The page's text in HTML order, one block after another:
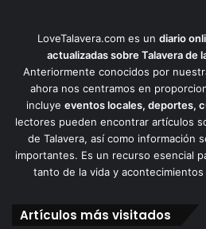
LoveTalavera.com es un diario
actualizadas sobre Talavera de
Anteriormente conocidos por
ahora nos centramos en
incluye eventos locales, deportes,
lectores pueden encontrar artículos
de Talavera, así como información
importantes. Es un recurso esencial
tanto de la vida y acontecimientos
Artículos más visitados